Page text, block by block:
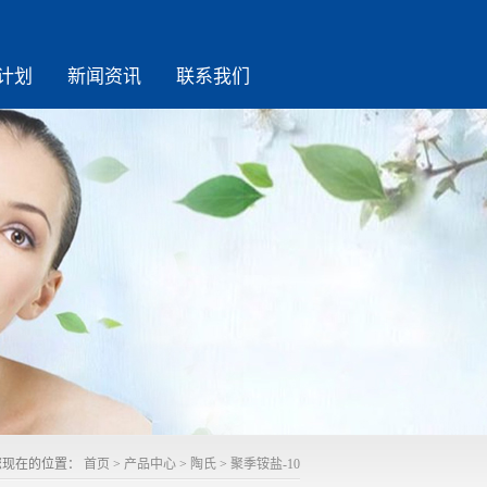
划 新闻资讯 联系我们
在的位置： 首页 > 产品中心 > 陶氏 > 聚季铵盐-10